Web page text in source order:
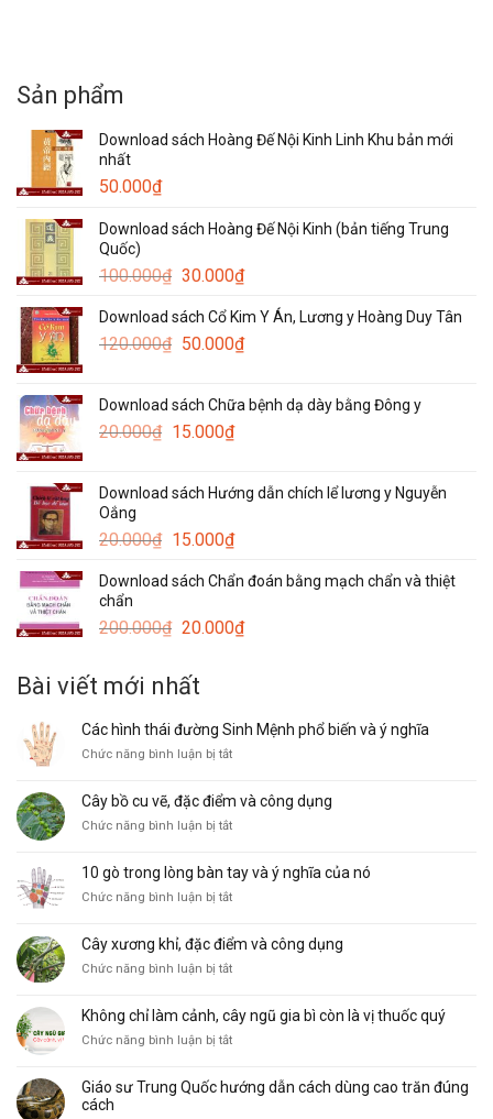
Sản phẩm
Download sách Hoàng Đế Nội Kinh Linh Khu bản mới
nhất
50.000₫
Download sách Hoàng Đế Nội Kinh (bản tiếng Trung
Quốc)
100.000₫ Giá
là:
100.000₫.
30.000₫Giá
tại
là:
Download sách Cổ Kim Y Án, Lương y Hoàng Duy Tân
120.000₫ Giá
120.000₫.
50.000₫Giá
là:
Download sách Chữa bệnh dạ dày bằng Đông y
20.000₫ Giá
20.000₫.
15.000₫Giá
là:
Download sách Hướng dẫn chích lể lương y Nguyễn
Oắng
20.000₫ Giá
là:
15.000₫Giá
tại
15.000₫.
Download sách Chẩn đoán bằng mạch chẩn và thiệt
chẩn
200.000₫ Giá
là:
200.000₫.
20.000₫Giá
20.000₫.
Bài viết mới nhất
Các hình thái đường Sinh Mệnh phổ biến và ý nghĩa
Chức năng bình luận bị tắtở
thái
đường
Mệnh
phổ
biến
ý
Cây bồ cu vẽ, đặc điểm và công dụng
Chức năng bình luận bị tắtở
cu
vẽ,
điểm
công
10 gò trong lòng bàn tay và ý nghĩa của nó
Chức năng bình luận bị tắtở
gò
trong
lòng
tay
và
ý
của
Cây xương khỉ, đặc điểm và công dụng
Chức năng bình luận bị tắtở
khỉ,
đặc
và
công
Không chỉ làm cảnh, cây ngũ gia bì còn là vị thuốc quý
Chức năng bình luận bị tắtở
làm
Giáo sư Trung Quốc hướng dẫn cách dùng cao trăn đúng
cách